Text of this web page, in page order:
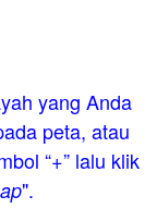
yang Anda
peta, atau
“+” lalu klik
".